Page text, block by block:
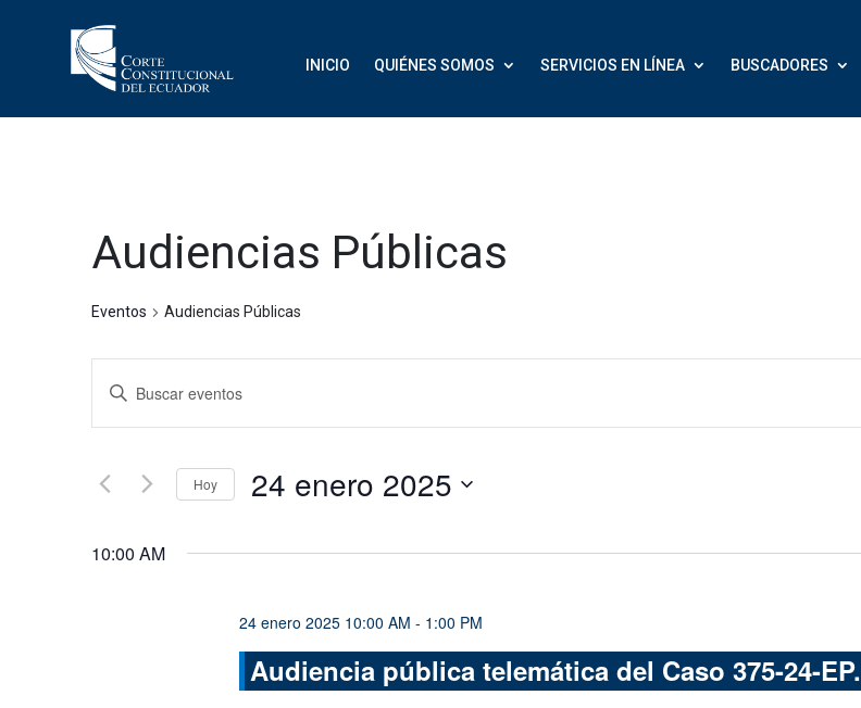
INICIO QUIÉNES SOMOS SERVICIOS EN LÍNEA BUSCADORES
Audiencias Públicas
Eventos Audiencias Públicas
Navegación
de
búsqueda
y
vistas
Introduce
Busca
la
Hoy 24 enero 2025
10:00 AM
24 enero 2025 10:00 AM - 1:00 PM
Audiencia pública telemática del Caso 375-24-EP.